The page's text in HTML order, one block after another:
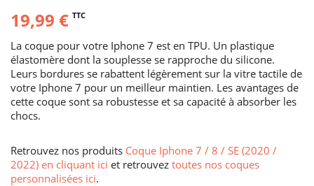
19,99 € TTC
La coque pour votre Iphone 7 est en TPU. Un plastique
élastomère dont la souplesse se rapproche du silicone.
Leurs bordures se rabattent légèrement sur la vitre tactile de
votre Iphone 7 pour un meilleur maintien. Les avantages de
cette coque sont sa robustesse et sa capacité à absorber les
chocs.
Retrouvez nos produits Coque Iphone 7 / 8 / SE (2020 /
2022) en cliquant ici et retrouvez toutes nos coques
personnalisées ici.